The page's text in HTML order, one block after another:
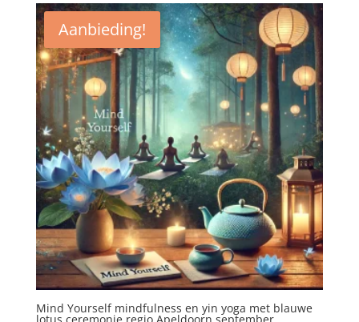
Aanbieding!
Mind Yourself mindfulness en yin yoga met blauwe